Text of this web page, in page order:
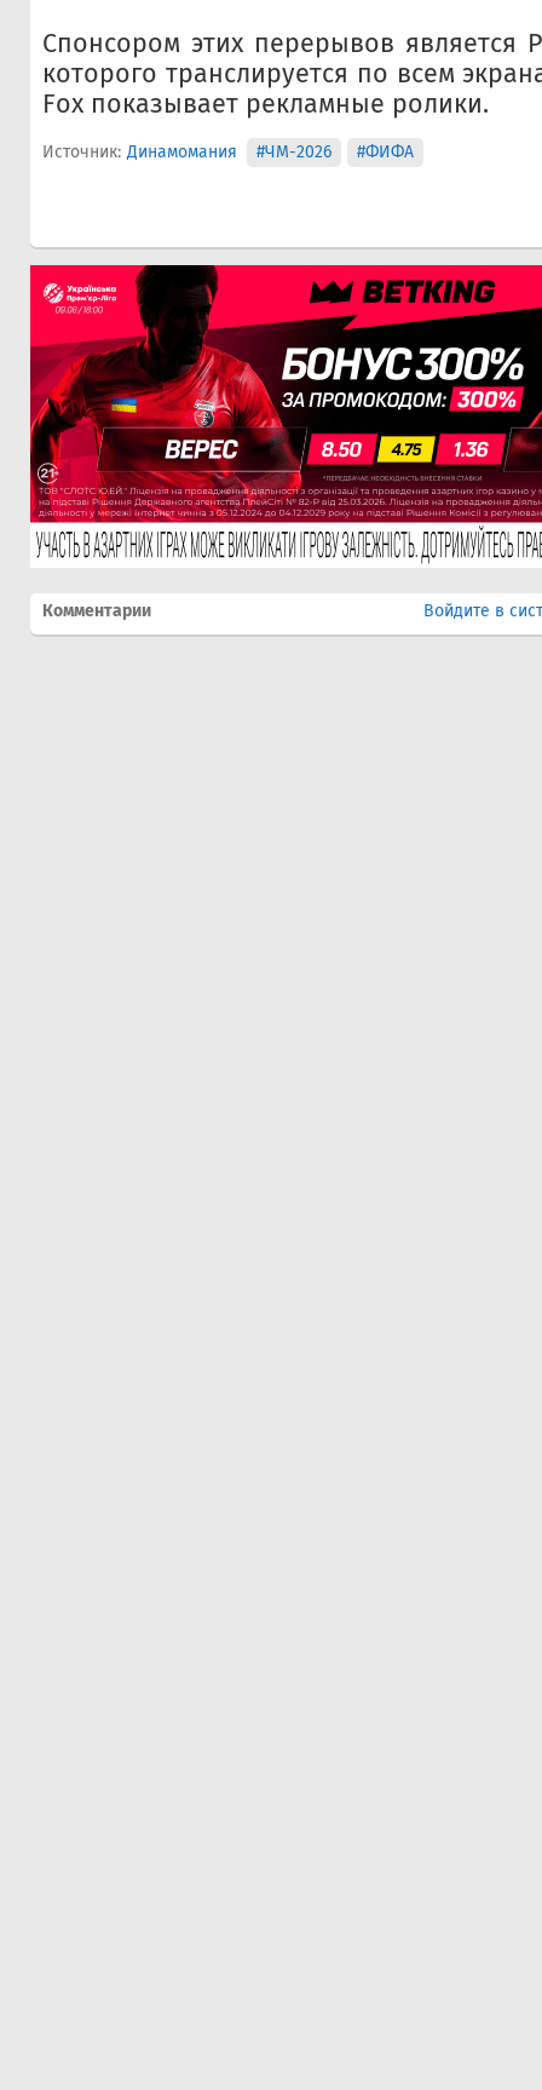
Спонсором этих перерывов является
которого транслируется по всем
Fox показывает рекламные ролики.
Источник: Динамомания #ЧМ-2026 #ФИФА
Комментарии Войдите в